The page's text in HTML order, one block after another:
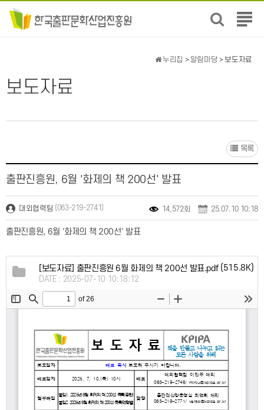
전
뉴
보도자료
누리집 > 알림마당 > 보도자료
목록
출판진흥원, 6월 '화제의 책 200선' 발표
대외협력팀 (063-219-2741) 14,572회 25.07.10 10:18
출판진흥원, 6월 '화제의 책 200선' 발표
[보도자료] 출판진흥원 6월 화제의 책 200선 발표.pdf(515.8K)
DATE : 2025-07-10 10:18:12